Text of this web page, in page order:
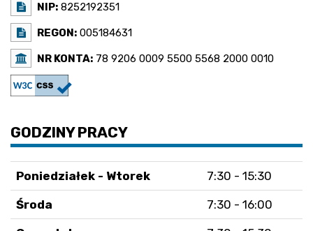
NIP: 8252192351
REGON: 005184631
NR KONTA: 78 9206 0009 5500 5568 2000 0010
GODZINY PRACY
Poniedziałek - Wtorek 7:30 - 15:30
Środa 7:30 - 16:00